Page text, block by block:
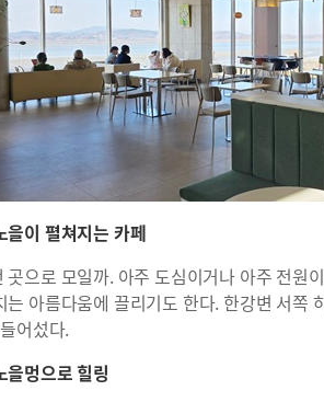
을이 펼쳐지는 카페
곳으로 모일까. 아주 도심이거나 아주 전원
는 아름다움에 끌리기도 한다. 한강변 서쪽
어섰다.
을멍으로 힐링